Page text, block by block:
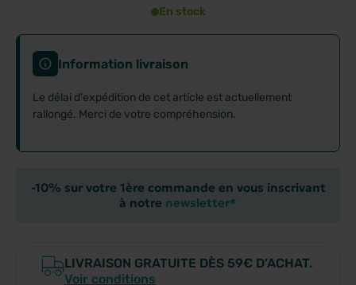
En stock
Information livraison
Le délai d'expédition de cet article est actuellement
rallongé. Merci de votre compréhension.
-10% sur votre 1ère commande en vous inscrivant
à notre newsletter*
LIVRAISON GRATUITE DÈS 59€ D’ACHAT.
Voir conditions